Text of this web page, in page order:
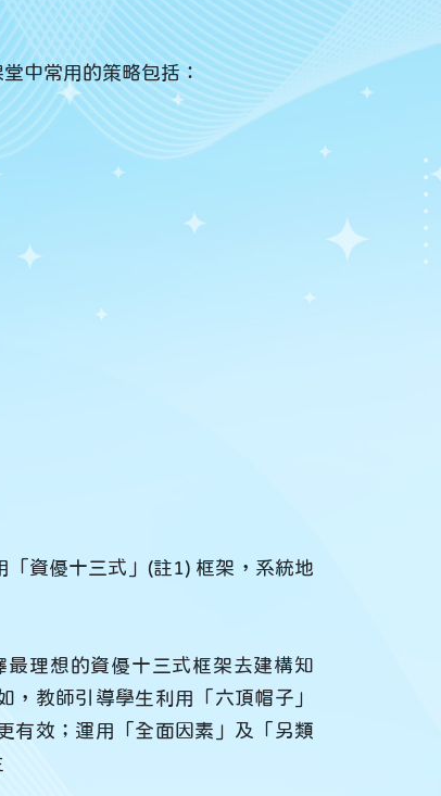
中常用的策略包括：
資優十三式」(註1) 框架，系統地
理想的資優十三式框架去建構知
教師引導學生利用「六頂帽子」
有效；運用「全面因素」及「另類